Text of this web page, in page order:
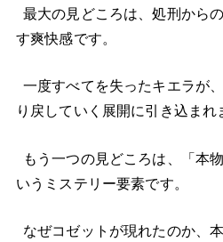
最大の見どころは、処刑から
す爽快感です。
一度すべてを失ったキエラが
り戻していく展開に引き込まれ
もう一つの見どころは、「本
いうミステリー要素です。
なぜコゼットが現れたのか、